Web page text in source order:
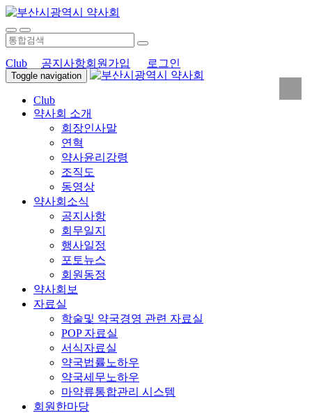
Club 공지사항회원가입 로그인
Toggle navigation
Club
약사회 소개
회장인사말
연혁
약사윤리강령
조직도
동영상
약사회소식
공지사항
회무일지
행사일정
포토뉴스
회원동정
약사회보
자료실
학술및 약국경영 관련 자료실
POP 자료실
서식자료실
약국법률노하우
약국세무노하우
마약류통합관리 시스템
회원한마당